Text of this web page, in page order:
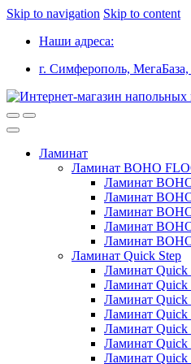
Skip to navigation Skip to content
Наши адреса:
г. Симферополь,
Ламинат
Ламинат BOHO
Ламинат
Ламинат
Ламинат
Ламинат
Ламинат
Ламинат Quick Step
Ламинат Quick
Ламинат Quick
Ламинат Quick
Ламинат Quick
Ламинат Quick
Ламинат Quick
Ламинат Quick